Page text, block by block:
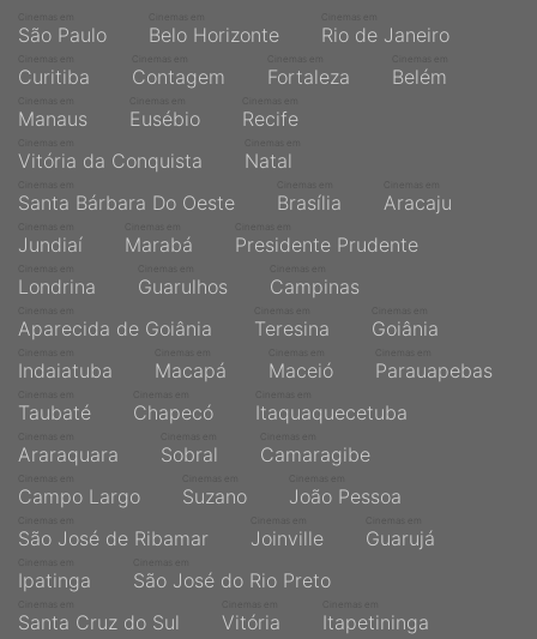
São Paulo Belo Horizonte Rio de Janeiro
Curitiba Contagem Fortaleza Belém
Manaus Eusébio Recife
Vitória da Conquista Natal
Santa Bárbara Do Oeste Brasília Aracaju
Jundiaí Marabá Presidente Prudente
Londrina Guarulhos Campinas
Aparecida de Goiânia Teresina Goiânia
Indaiatuba Macapá Maceió Parauapebas
Taubaté Chapecó Itaquaquecetuba
Araraquara Sobral Camaragibe
Campo Largo Suzano João Pessoa
São José de Ribamar Joinville Guarujá
Ipatinga São José do Rio Preto
Santa Cruz do Sul Vitória Itapetininga